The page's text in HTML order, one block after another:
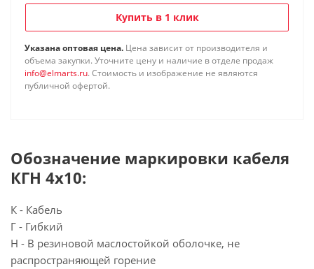
Купить в 1 клик
Указана оптовая цена. Цена зависит от производителя и
объема закупки. Уточните цену и наличие в отделе продаж
info@elmarts.ru. Стоимость и изображение не являются
публичной офертой.
Обозначение маркировки кабеля
КГН 4х10:
К - Кабель
Г - Гибкий
Н - В резиновой маслостойкой оболочке, не
распространяющей горение